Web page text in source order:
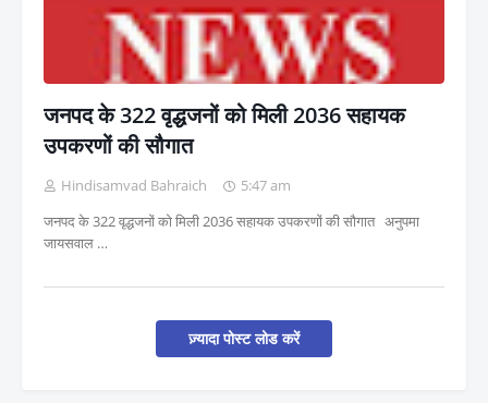
जनपद के 322 वृद्धजनों को मिली 2036 सहायक
उपकरणों की सौगात
Hindisamvad Bahraich
5:47 am
जनपद के 322 वृद्धजनों को मिली 2036 सहायक उपकरणों की सौगात अनुपमा
जायसवाल …
ज़्यादा पोस्ट लोड करें